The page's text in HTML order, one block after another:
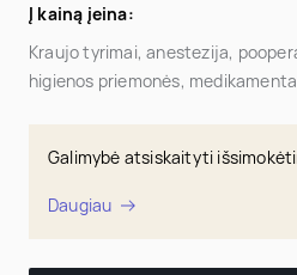
Į kainą įeina:
Kraujo tyrimai, anestezija,
higienos priemonės,
Galimybė atsiskaityti
Daugiau